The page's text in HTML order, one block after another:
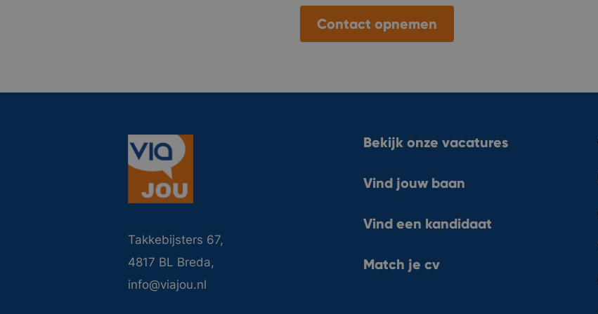
Contact opnemen
Takkebijsters 67,
4817 BL Breda,
info@viajou.nl
Bekijk onze vacatures
Vind jouw baan
Vind een kandidaat
Match je cv